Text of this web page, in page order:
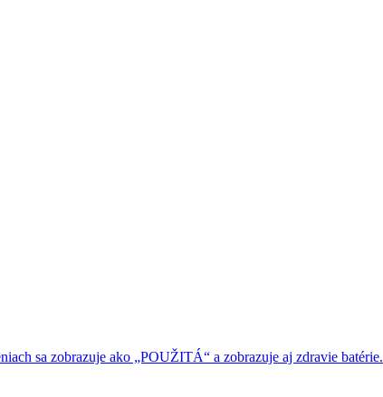
sa zobrazuje ako „POUŽITÁ“ a zobrazuje aj zdravie batérie.